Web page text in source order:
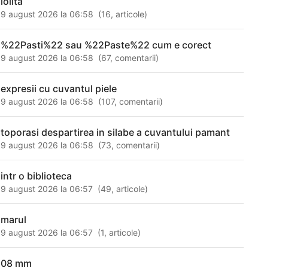
9 august 2026 la 06:58 (16,articole)
%22Pasti%22 sau %22Paste%22 cum e corect
9 august 2026 la 06:58 (67,comentarii)
expresii cu cuvantul piele
9 august 2026 la 06:58 (107,comentarii)
toporasi despartirea in silabe a cuvantului pamant
9 august 2026 la 06:58 (73,comentarii)
intr o biblioteca
9 august 2026 la 06:57 (49,articole)
marul
9 august 2026 la 06:57 (1,articole)
08 mm